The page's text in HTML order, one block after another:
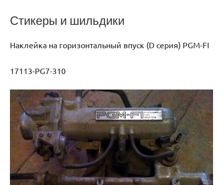
Стикеры и шильдики
Наклейка на горизонтальный впуск (D серия) PGM-FI
17113-PG7-310